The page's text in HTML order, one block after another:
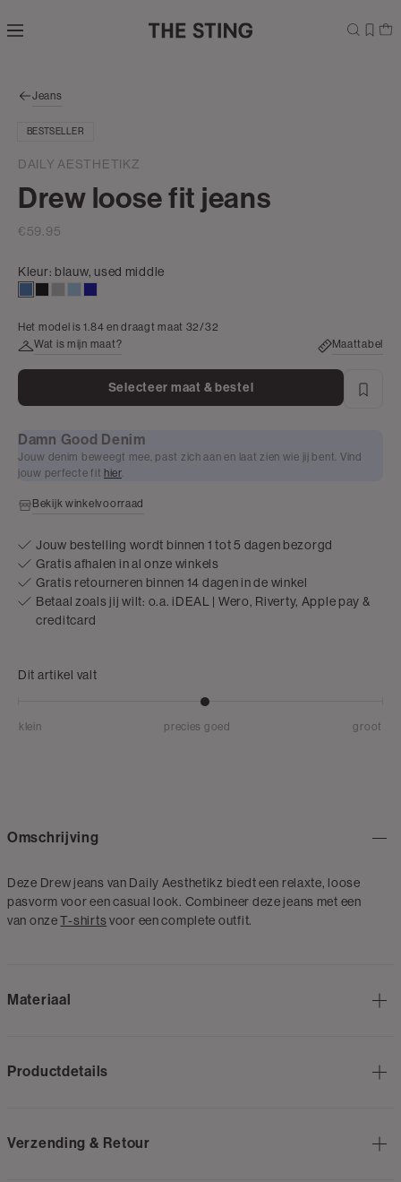
direct naar
zoekbalk
naar de
Jeans
BESTSELLER
DAILY AESTHETIKZ
Drew loose fit jeans
€59.95
Kleur: blauw, used middle
middle
darkmiddle
light
Het model is 1.84 en draagt maat 32/32
Wat is mijn maat?
Maattabel
Selecteer maat & bestel
Damn Good Denim
Jouw denim beweegt mee, past zich aan en laat zien wie jij bent. Vind
jouw perfecte fit hier.
Bekijk winkelvoorraad
Jouw bestelling wordt binnen 1 tot 5 dagen bezorgd
Gratis afhalen in al onze winkels
Gratis retourneren binnen 14 dagen in de winkel
Betaal zoals jij wilt: o.a. iDEAL | Wero, Riverty, Apple pay &
creditcard
Dit artikel valt
klein precies goed groot
Omschrijving
Deze Drew jeans van Daily Aesthetikz biedt een relaxte, loose
pasvorm voor een casual look. Combineer deze jeans met een
van onzeT-shirtsvoor een complete outfit.
Materiaal
Productdetails
Verzending & Retour